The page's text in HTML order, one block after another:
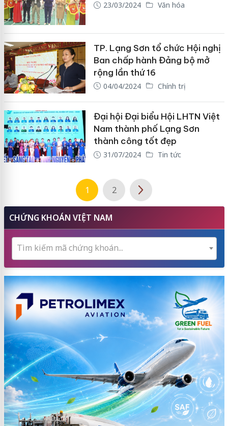
23/03/2024 Văn hóa
TP. Lạng Sơn tổ chức Hội nghị
Ban chấp hành Đảng bộ mở
rộng lần thứ 16
04/04/2024 Chính trị
Đại hội Đại biểu Hội LHTN Việt
Nam thành phố Lạng Sơn
thành công tốt đẹp
31/07/2024 Tin tức
1 2
CHỨNG KHOÁN VIỆT NAM
Tìm kiếm mã chứng khoán...